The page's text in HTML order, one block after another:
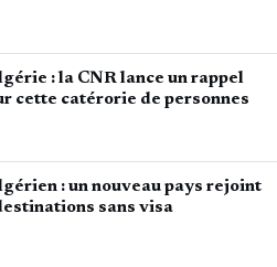
: la CNR lance un rappel
cette catérorie de personnes
: un nouveau pays rejoint
sans visa